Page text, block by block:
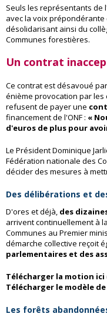
Seuls les représentants de
avec la voix prépondérante
désolidarisant ainsi du
Communes forestières.
Un contrat
Ce contrat est désavoué
énième provocation par
refusent de payer une
financement de l'ONF : «
d'euros de plus pour
Le Président Dominique
Fédération nationale des
décider des mesures à
Des délibérations et
D'ores et déjà, des
arrivent continuellement à
Communes au Premier
démarche collective reçoit
parlementaires et des
Télécharger la motion ici
Télécharger le modèle
Les forêts